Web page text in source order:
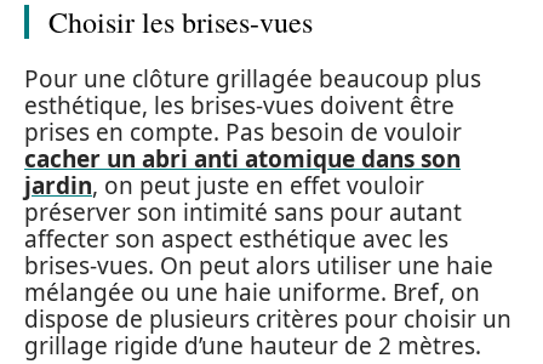
Choisir les brises-vues
Pour une clôture grillagée beaucoup plus
esthétique, les brises-vues doivent être
prises en compte. Pas besoin de vouloir
cacher un abri anti atomique dans son
jardin, on peut juste en effet vouloir
préserver son intimité sans pour autant
affecter son aspect esthétique avec les
brises-vues. On peut alors utiliser une haie
mélangée ou une haie uniforme. Bref, on
dispose de plusieurs critères pour choisir un
grillage rigide d’une hauteur de 2 mètres.